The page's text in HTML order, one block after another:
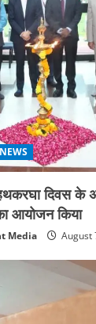
हथकरघा दिवस
आयोजन किया
Media August